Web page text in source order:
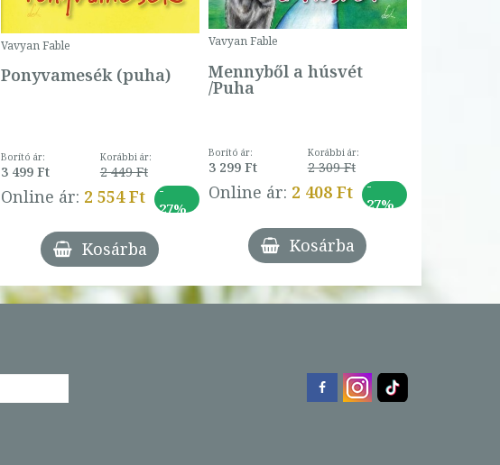
Vavyan Fable
Ponyvamesék (puha)
Borító ár:
3 499 Ft
Korábbi ár:
2 449 Ft
Online ár: 2 554 Ft
-
27%
Kosárba
Vavyan Fable
Mennyből a húsvét
/Puha
Borító ár:
3 299 Ft
Korábbi ár:
2 309 Ft
Online ár: 2 408 Ft
-
27%
Kosárba